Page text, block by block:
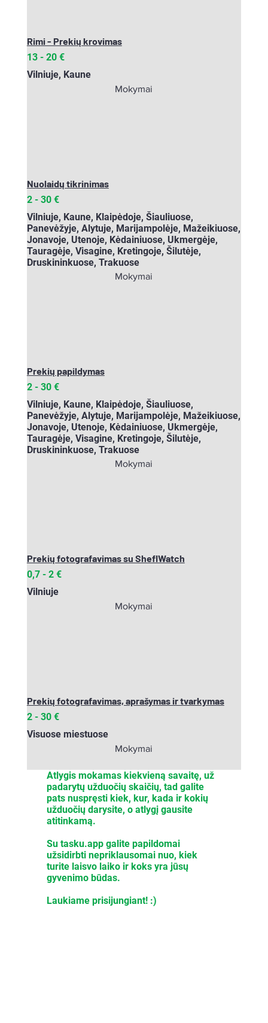
Atlygis mokamas kiekvieną savaitę, už
padarytų užduočių skaičių, tad galite
pats nuspręsti kiek, kur, kada ir kokių
užduočių darysite, o atlygį gausite
atitinkamą.
Su tasku.app galite papildomai
užsidirbti nepriklausomai nuo, kiek
turite laisvo laiko ir koks yra jūsų
gyvenimo būdas.
Laukiame prisijungiant! :)
Vilniuje, Kaune
Mokymai
13 - 20 €
Rimi - Prekių krovimas
Vilniuje, Kaune, Klaipėdoje, Šiauliuose,
Panevėžyje, Alytuje, Marijampolėje, Mažeikiuose,
Jonavoje, Utenoje, Kėdainiuose, Ukmergėje,
Tauragėje, Visagine, Kretingoje, Šilutėje,
Druskininkuose, Trakuose
Mokymai
2 - 30 €
Nuolaidų tikrinimas
Vilniuje, Kaune, Klaipėdoje, Šiauliuose,
Panevėžyje, Alytuje, Marijampolėje, Mažeikiuose,
Jonavoje, Utenoje, Kėdainiuose, Ukmergėje,
Tauragėje, Visagine, Kretingoje, Šilutėje,
Druskininkuose, Trakuose
Mokymai
2 - 30 €
Prekių papildymas
Vilniuje
Mokymai
0,7 - 2 €
Prekių fotografavimas su SheflWatch
Visuose miestuose
Mokymai
2 - 30 €
Prekių fotografavimas, aprašymas ir tvarkymas